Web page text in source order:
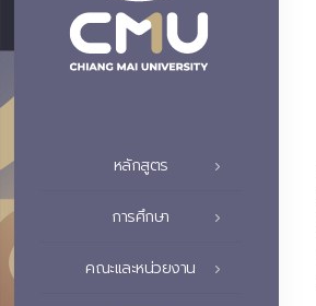
หลักสูตร
การศึกษา
คณะและหน่วยงาน